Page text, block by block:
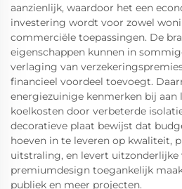
aanzienlijk, waardoor het een
investering wordt voor zowel
commerciële toepassingen. De
eigenschappen kunnen in
verlaging van
financieel voordeel toevoegt.
energiezuinige kenmerken bij
koelkosten door verbeterde
decoratieve plaat bewijst dat
hoeven in te leveren op kwaliteit,
uitstraling, en levert uitzonderlijke
premiumdesign toegankelijk
publiek en meer projecten.